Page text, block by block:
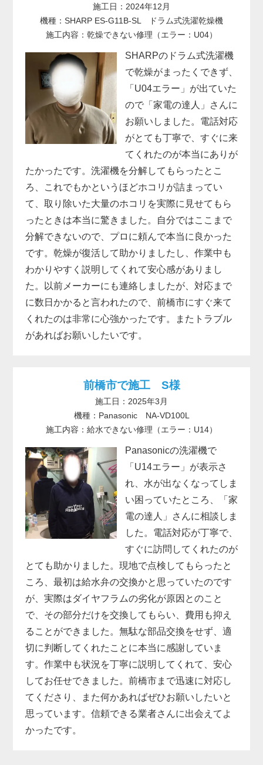
施工日：2024年12月
機種：SHARP ES-G11B-SL ドラム式洗濯乾燥機
施工内容：乾燥できない修理（エラー：U04）
SHARPのドラム式洗濯機
で乾燥がまったくできず、
「U04エラー」が出ていた
ので「家電の達人」さんに
お願いしました。電話対応
がとても丁寧で、すぐに来
てくれたのが本当にありが
たかったです。洗濯機を分解してもらったとこ
ろ、これでもかというほどホコリが詰まってい
て、取り除いた大量のホコリを実際に見せてもら
ったときは本当に驚きました。自分ではここまで
分解できないので、プロに頼んで本当に良かった
です。乾燥が復活して助かりましたし、作業中も
わかりやすく説明してくれて安心感がありまし
た。以前メーカーにも連絡しましたが、対応まで
に数日かかると言われたので、前橋市にすぐ来て
くれたのは非常に心強かったです。またトラブル
があればお願いしたいです。
前橋市で施工 S様
施工日：2025年3月
機種：Panasonic NA-VD100L
施工内容：給水できない修理（エラー：U14）
Panasonicの洗濯機で
「U14エラー」が表示さ
れ、水が出なくなってしま
い困っていたところ、「家
電の達人」さんに相談しま
した。電話対応が丁寧で、
すぐに訪問してくれたのが
とても助かりました。現地で点検してもらったと
ころ、最初は給水弁の交換かと思っていたのです
が、実際はダイヤフラムの劣化が原因とのこと
で、その部分だけを交換してもらい、費用も抑え
ることができました。無駄な部品交換をせず、適
切に判断してくれたことに本当に感謝していま
す。作業中も状況を丁寧に説明してくれて、安心
してお任せできました。前橋市まで迅速に対応し
てくださり、また何かあればぜひお願いしたいと
思っています。信頼できる業者さんに出会えてよ
かったです。